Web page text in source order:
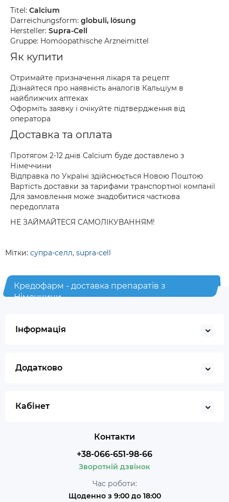
Titel: Calcium
Darreichungsform: globuli, lösung
Hersteller: Supra-Cell
Gruppe: Homöopathische Arzneimittel
Як купити
Отримайте призначення лікаря та рецепт
Дізнайтеся про наявність аналогів Кальціум в
найближчих аптеках
Оформіть заявку і очікуйте підтвердження від
оператора
Доставка та оплата
Протягом 2-12 днів Calcium буде доставлено з
Німеччини
Відправка по Україні здійснюється Новою Поштою
Вартість доставки за тарифами транспортної компанії
Для замовлення може знадобитися часткова
передоплата
НЕ ЗАЙМАЙТЕСЯ САМОЛІКУВАННЯМ!
Мітки: супра-селл, supra-cell
Кредофарм - доставка препаратів з
Німеччини
Інформація
Додатково
Кабінет
Контакти
+38-066-651-98-66
Зворотній дзвінок
Час роботи:
Щоденно з 9:00 до 18:00